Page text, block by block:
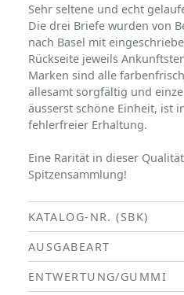
Sehr seltene und echt
Die drei Briefe wurden von
nach Basel mit
Rückseite jeweils
Marken sind alle
allesamt sorgfältig und
äusserst schöne Einheit, ist
fehlerfreier Erhaltung.
Eine Rarität in dieser
Spitzensammlung!
KATALOG-NR. (SBK)
AUSGABEART
ENTWERTUNG/GUMMI